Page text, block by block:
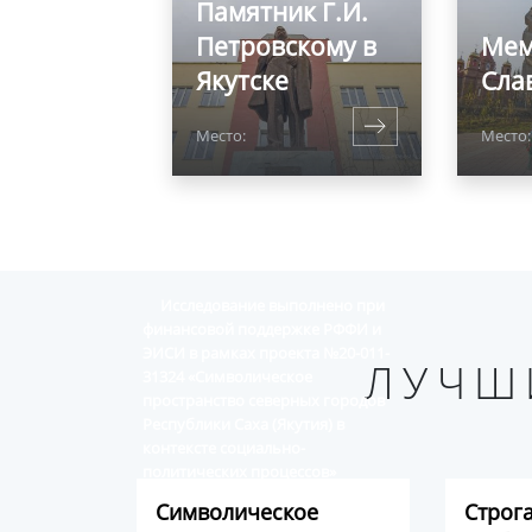
Памятник Г.И.
Петровскому в
Якутске
Место: Место:
Символическое
пространство северных городов